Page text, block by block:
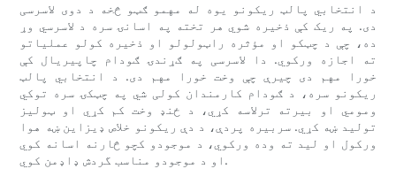
د انتخابي پالټ ریکونو یوه له مهمو ګټو څخه د دوی لاسرسی
دی. په ریک کې ذخیره شوي هر تخته په اسانۍ سره د لاسرسي وړ
ده، چې د چټکو او مؤثره راټولولو او ذخیره کولو عملیاتو
ته اجازه ورکوي. دا لاسرسی په ګړندۍ ګودام چاپیریال کې
خورا مهم دی چیرې چې وخت خورا مهم دی. د انتخابي پالټ
ریکونو سره، د ګودام کارمندان کولی شي په چټکۍ سره توکي
ومومي او بیرته ترلاسه کړي، د ځنډ وخت کم کړي او ټولیز
تولید ښه کړي. سربیره پردې، د دې ریکونو خلاص ډیزاین ښه هوا
ورکول او لید ته وده ورکوي، د موجودو کچو څارنه اسانه کوي
او د موجودو مناسب گردش ډاډمن کوي.